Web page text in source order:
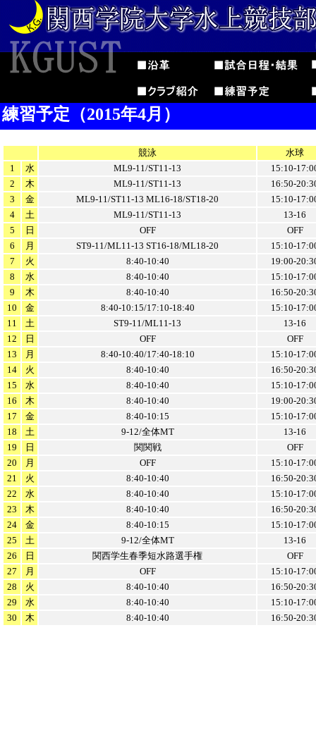
競泳
水球
1
水 ML9-11/ST11-13
15:10-
2
木 ML9-11/ST11-13
16:50-
3
金 ML9-11/ST11-13 ML16-18/ST18-20
15:10-
4
土 ML9-11/ST11-13
13-16
5
日 OFF
OFF
6
月 ST9-11/ML11-13 ST16-18/ML18-20
15:10-
7
火 8:40-10:40
19:00-
8
水 8:40-10:40
15:10-
9
木 8:40-10:40
16:50-
10
金 8:40-10:15/17:10-18:40
15:10-
11
土 ST9-11/ML11-13
13-16
12
日 OFF
OFF
13
月 8:40-10:40/17:40-18:10
15:10-
14
火 8:40-10:40
16:50-
15
水 8:40-10:40
15:10-
16
木 8:40-10:40
19:00-
17
金 8:40-10:15
15:10-
18
土 9-12/全体MT
13-16
19
日 関関戦
OFF
20
月 OFF
15:10-
21
火 8:40-10:40
16:50-
22
水 8:40-10:40
15:10-
23
木 8:40-10:40
16:50-
24
金 8:40-10:15
15:10-
25
土 9-12/全体MT
13-16
26
日 関西学生春季短水路選手権
OFF
27
月 OFF
15:10-
28
火 8:40-10:40
16:50-
29
水 8:40-10:40
15:10-
30
木 8:40-10:40 16:50-
練習予定（2015年4月）